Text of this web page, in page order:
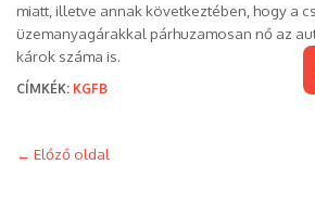
miatt, illetve annak következtében, hogy a
üzemanyagárakkal párhuzamosan nő az
károk száma is.
CÍMKÉK: KGFB
Post
← Előző oldal